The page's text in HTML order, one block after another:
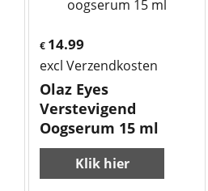
€ 14.99
excl Verzendkosten
Olaz Eyes
Verstevigend
Oogserum 15 ml
Klik hier